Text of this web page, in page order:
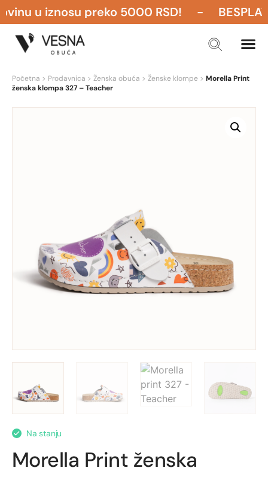
u iznosu preko 5000 RSD! -
Početna > Prodavnica > Ženska obuća > Ženske klompe > Morella Print
ženska klompa 327 – Teacher
Na stanju
Morella Print ženska